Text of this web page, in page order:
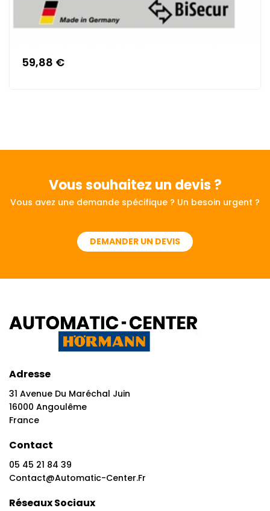
59,88 €
Vous souhaitez un devis ?
Vous avez une demande spécifique ? Un besoin urgent ?
DEMANDER UN DEVIS
Adresse
31 Avenue Du Maréchal Juin
16000 Angoulême
France
Contact
05 45 21 84 39
Contact@automatic-Center.fr
Réseaux Sociaux